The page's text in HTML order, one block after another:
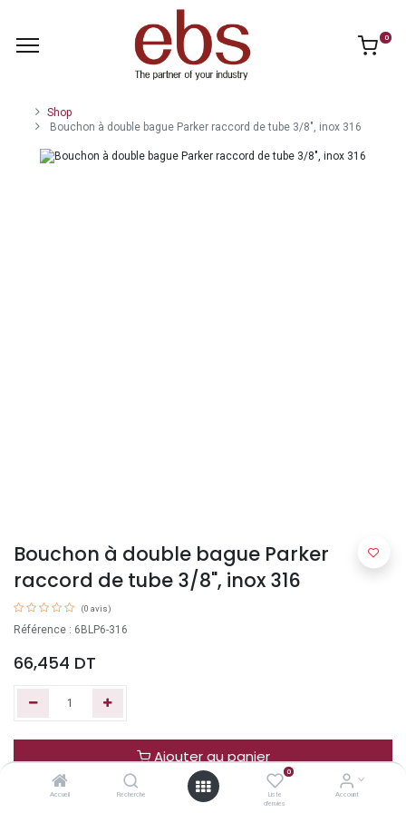
Accueil Recherche
0
Liste
d'envies
Account
0
Shop
Bouchon à double bague Parker raccord de tube 3/8", inox 316
Bouchon à double bague Parker
raccord de tube 3/8", inox 316
(0 avis)
Référence : 6BLP6-316
66,454 DT
Ajouter au panier
Acheter maintenant